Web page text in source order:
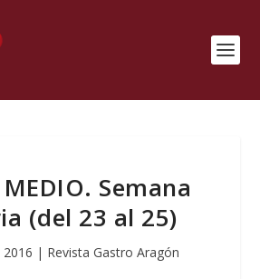
Semana
(del 23 al 25)
| Revista Gastro Aragón